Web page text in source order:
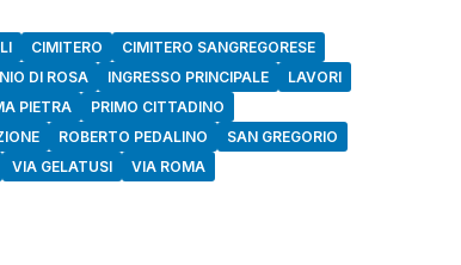
CIMITERO
CIMITERO SANGREGORESE
DI ROSA INGRESSO PRINCIPALE
LAVORI
PIETRA
PRIMO CITTADINO
ROBERTO PEDALINO
SAN GREGORIO
VIA GELATUSI VIA ROMA